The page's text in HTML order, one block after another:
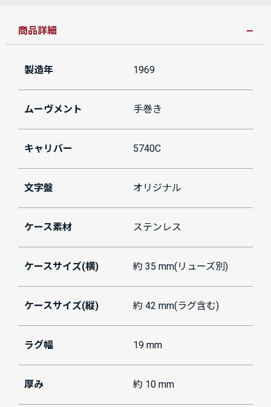
商品詳細
製造年 1969
ムーヴメント 手巻き
キャリバー 5740C
文字盤 オリジナル
ケース素材 ステンレス
ケースサイズ(横) 約 35 mm(リューズ別)
ケースサイズ(縦) 約 42 mm(ラグ含む)
ラグ幅 19 mm
厚み 約 10 mm